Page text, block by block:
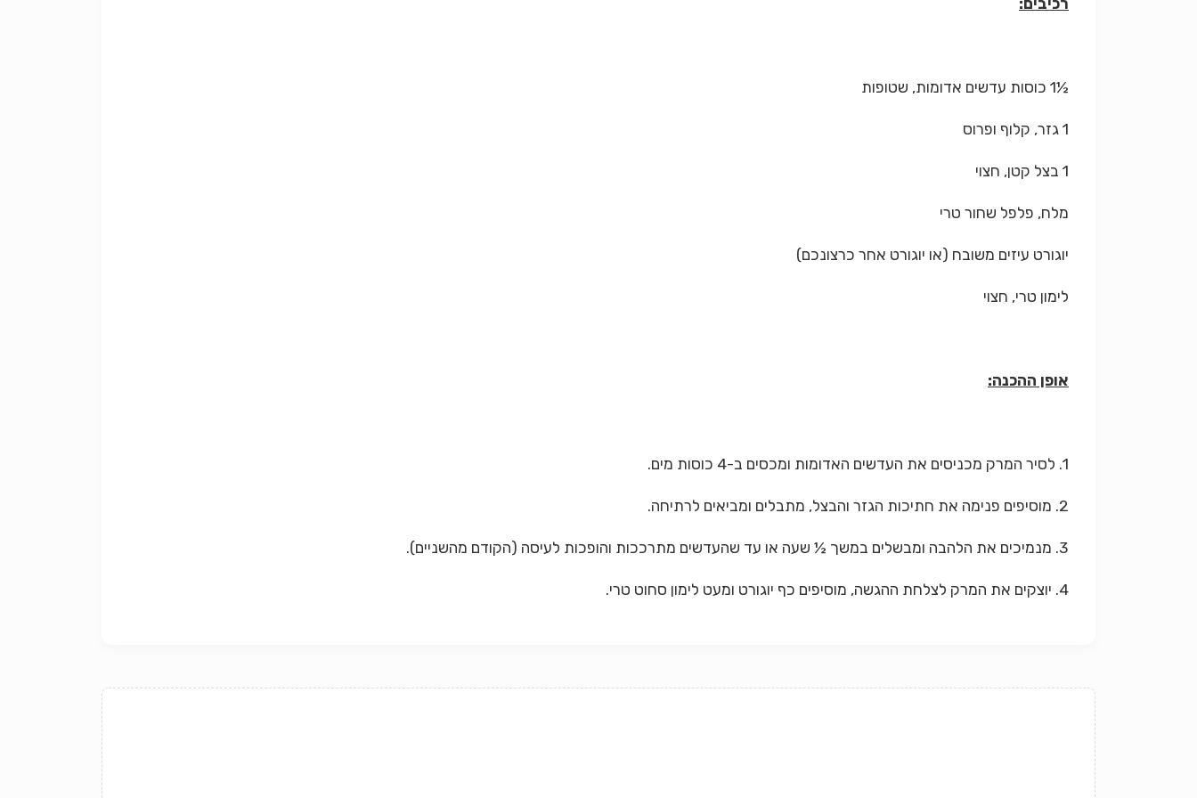
רכיבים:
½1 כוסות עדשים אדומות, שטופות
1 גזר, קלוף ופרוס
1 בצל קטן, חצוי
מלח, פלפל שחור טרי
יוגורט עיזים משובח (או יוגורט אחר כרצונכם)
לימון טרי, חצוי
אופן ההכנה:
1. לסיר המרק מכניסים את העדשים האדומות ומכסים ב-4 כוסות מים.
2. מוסיפים פנימה את חתיכות הגזר והבצל, מתבלים ומביאים לרתיחה.
3. מנמיכים את הלהבה ומבשלים במשך ½ שעה או עד שהעדשים מתרככות והופכות לעיסה (הקודם מהשניים).
4. יוצקים את המרק לצלחת ההגשה, מוסיפים כף יוגורט ומעט לימון סחוט טרי.